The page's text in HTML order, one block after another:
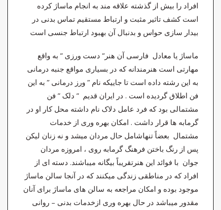
افراد را بیش از گذشته علاقه مند به انجام ماساژ کرده
است کشف تاثیر مثبت و ارتباط مستقیم تماس بدنی در
بیدار سازی حواس و بدنبال آن بهبود ارتباط جنسی است
ماساژ یا معادل فارسی آن هنر” دست ورزی ” به واقع
مهارتی است هنرمندانه که در بسیاری مواقع جنبه درمانی
به این رشته داده است تا جاییکه نام ” ورز درمانی ” به این
فن اطلاق گردیده است . در ایران قدیم ” دلک ” فن
مشتمالی بود که فرد عامل دلاک نام داشته محل کار او در
گرمابه ها قرار داشت . امکان بهره وری از خدمات
مشتمال بعضاً تنهاشامل حال مردان میشد و نه زنان لیکن
پس از رنگ باختن فرهنگ گرمابه روی ، امروزه مردان
جوان با فوائد این هنرتقریباً بیگانه میباشند. دسته ای از
افراد که در مناطقی زندگی میکنند که در آنجا سالن ماساژ
موجود بوده و امکان مراجعه به سالن های ماساژ برای آنان
مقدور میباشد در حال بهره وری ازخدمات بدنی – روانی